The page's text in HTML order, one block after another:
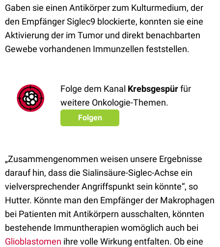
Gaben sie einen Antikörper zum Kulturmedium, der
den Empfänger Siglec9 blockierte, konnten sie eine
Aktivierung der im Tumor und direkt benachbarten
Gewebe vorhandenen Immunzellen feststellen.
Folge dem Kanal Krebsgespürfür
weitere Onkologie-Themen.
Folgen
„Zusammengenommen weisen unsere Ergebnisse
darauf hin, dass die Sialinsäure-Siglec-Achse ein
vielversprechender Angriffspunkt sein könnte“, so
Hutter. Könnte man den Empfänger der Makrophagen
bei Patienten mit Antikörpern ausschalten, könnten
bestehende Immuntherapien womöglich auch bei
Glioblastomen ihre volle Wirkung entfalten. Ob eine